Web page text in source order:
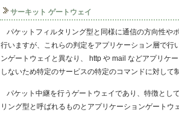
サーキット ゲートウェイ
パケットフィルタリング型と同様に通信の方向性や
行いますが、これらの判定をアプリケーション層で行
ンゲートウェイと異なり、 http や mail などアプリケ
しないため特定のサービスの特定のコマンドに対して
パケット中継を行うゲートウェイであり、特徴とし
リング型と呼ばれるものとアプリケーションゲートウ